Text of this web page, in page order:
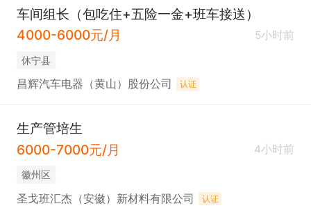
车间组长（包吃住+五险一金+班车接送）
4000-6000元/月
5小时前
休宁县
昌辉汽车电器（黄山）股份公司 认证
生产管培生
6000-7000元/月
4小时前
徽州区
圣戈班汇杰（安徽）新材料有限公司 认证